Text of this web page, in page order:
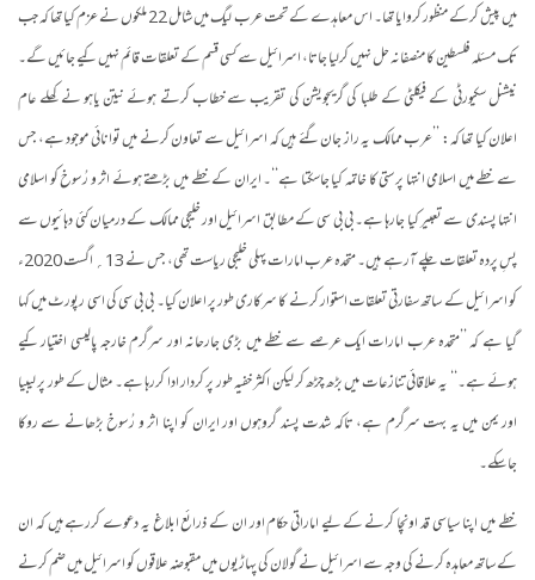
میں پیش کرکے منظور کروایا تھا۔ اس معاہدے کے تحت عرب لیگ میں شامل 22 ملکوں نے عزم کیا تھا کہ جب
تک مسئلہ فلسطین کا منصفانہ حل نہیں کرلیا جاتا، اسرائیل سے کسی قسم کے تعلقات قائم نہیں کیے جائیں گے۔
نیشنل سکیورٹی کے فیکلٹی کے طلبا کی گریجویشن کی تقریب سے خطاب کرتے ہوئے نیتن یاہو نے کھلے عام
اعلان کیا تھا کہ: ’’عرب ممالک یہ راز جان گئے ہیں کہ اسرائیل سے تعاون کرنے میں توانائی موجود ہے، جس
سے خطے میں اسلامی انتہا پرستی کا خاتمہ کیا جاسکتا ہے‘‘۔ ایران کے خطے میں بڑھتے ہوئے اثر و رُسوخ کو اسلامی
انتہا پسندی سے تعبیر کیا جارہا ہے۔ بی بی سی کے مطابق اسرائیل اور خلیجی ممالک کے درمیان کئی دہائیوں سے
پسِ پردہ تعلقات چلے آرہے ہیں۔ متحدہ عرب امارات پہلی خلیجی ریاست تھی، جس نے 13؍ اگست 2020ء
کو اسرائیل کے ساتھ سفارتی تعلقات استوار کرنے کا سرکاری طور پر اعلان کیا۔ بی بی سی کی اسی رپورٹ میں کہا
گیا ہے کہ ’’متحدہ عرب امارات ایک عرصے سے خطے میں بڑی جارحانہ اور سرگرم خارجہ پالیسی اختیار کیے
ہوئے ہے۔‘‘ یہ علاقائی تنازعات میں بڑھ چڑھ کر لیکن اکثر خفیہ طور پر کردار ادا کررہا ہے۔ مثال کے طور پر لیبیا
اور یمن میں یہ بہت سرگرم ہے، تاکہ شدت پسند گروہوں اور ایران کو اپنا اثر و رُسوخ بڑھانے سے روکا
جاسکے۔
خطے میں اپنا سیاسی قد اونچا کرنے کے لیے اماراتی حکام اور ان کے ذرائع ابلاغ یہ دعوے کررہے ہیں کہ ان
کے ساتھ معاہدہ کرنے کی وجہ سے اسرائیل نے گولان کی پہاڑیوں میں مقبوضہ علاقوں کو اسرائیل میں ضم کرنے